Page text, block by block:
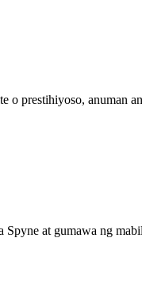
prestihiyoso, anuman
at gumawa ng